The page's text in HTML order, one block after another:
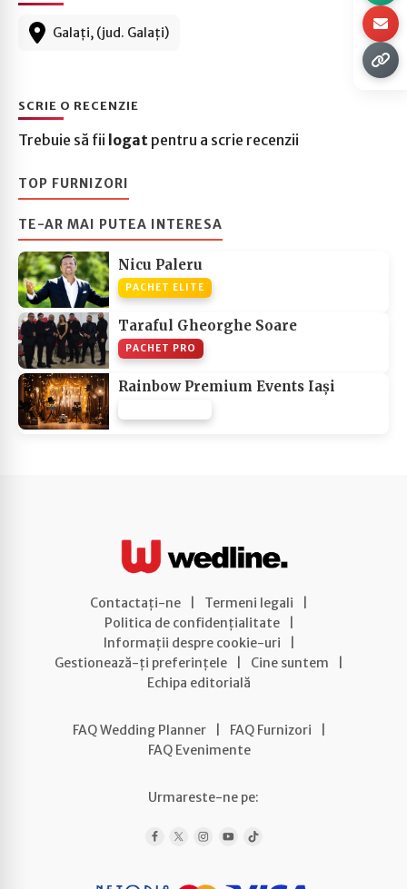
Galați, (jud. Galați)
SCRIE O RECENZIE
Trebuie să fii logat pentru a scrie recenzii
TOP FURNIZORI
TE-AR MAI PUTEA INTERESA
Nicu Paleru
PACHET ELITE
Taraful Gheorghe Soare
PACHET PRO
Rainbow Premium Events Iași
Contactați-ne Termeni legali
Politica de confidențialitate
Informații despre cookie-uri
Gestionează-ți preferințele
Cine suntem
Echipa editorială
FAQ Wedding Planner FAQ Furnizori
FAQ Evenimente
Urmareste-ne pe: